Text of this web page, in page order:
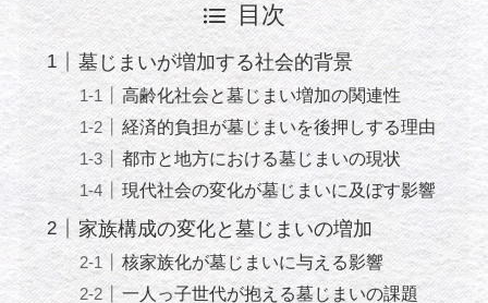
目次
墓じまいが増加する社会的背景
高齢化社会と墓じまい増加の関連性
経済的負担が墓じまいを後押しする理由
都市と地方における墓じまいの現状
現代社会の変化が墓じまいに及ぼす影響
家族構成の変化と墓じまいの増加
核家族化が墓じまいに与える影響
一人っ子世代が抱える墓じまいの課題